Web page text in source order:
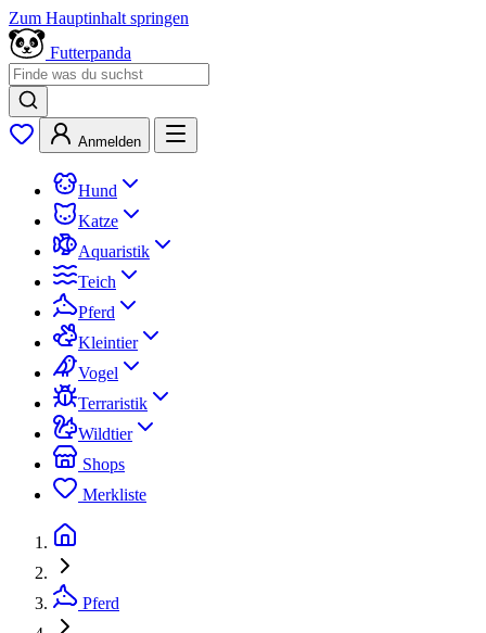
Zum Hauptinhalt springen
Futterpanda
Anmelden
Hund
Katze
Aquaristik
Teich
Pferd
Kleintier
Vogel
Terraristik
Wildtier
Shops
Merkliste
Pferd